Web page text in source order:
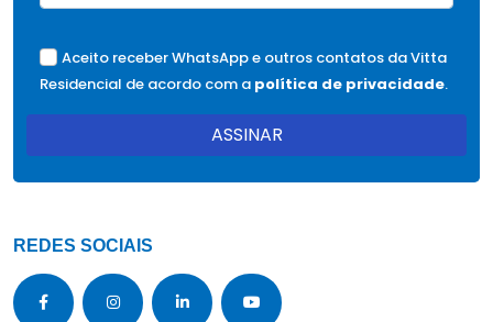
Aceito receber WhatsApp e outros contatos da Vitta
Residencial de acordo com a política de privacidade.
ASSINAR
REDES SOCIAIS